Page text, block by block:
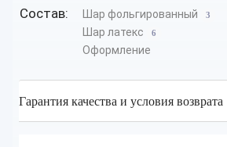
Состав: Шар фольгированный 3
Шар латекс 6
Оформление
Гарантия качества и условия возврата